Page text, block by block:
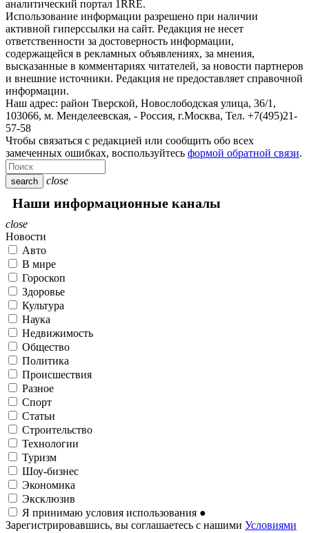
аналитический портал 1RRE.
Использование информации разрешено при наличии
активной гиперссылки на сайт. Редакция не несет
ответственности за достоверность информации,
содержащейся в рекламных объявлениях, за мнения,
высказанные в комментариях читателей, за новости партнеров
и внешние источники. Редакция не предоставляет справочной
информации.
Наш адрес: район Тверской, Новослободская улица, 36/1 ,
103066, м. Менделеевская, - Россия, г.Москва, Тел. +7(495)21-
57-58
Чтобы связаться с редакцией или сообщить обо всех
замеченных ошибках, воспользуйтесь формой обратной связи.
search close
Наши информационные каналы
close
Новости
Авто
В мире
Гороскоп
Здоровье
Культура
Наука
Недвижимость
Общество
Политика
Происшествия
Разное
Спорт
Статьи
Строительство
Технологии
Туризм
Шоу-бизнес
Экономика
Эксклюзив
Я принимаю условия использования ●
Зарегистрировавшись, вы соглашаетесь с нашими Условиями